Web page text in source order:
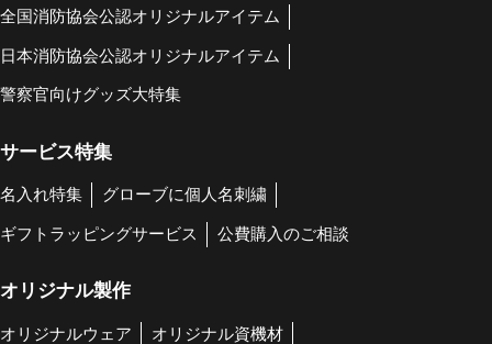
全国消防協会公認オリジナルアイテム
日本消防協会公認オリジナルアイテム
警察官向けグッズ大特集
サービス特集
名入れ特集 グローブに個人名刺繍
ギフトラッピングサービス 公費購入のご相談
オリジナル製作
オリジナルウェア オリジナル資機材